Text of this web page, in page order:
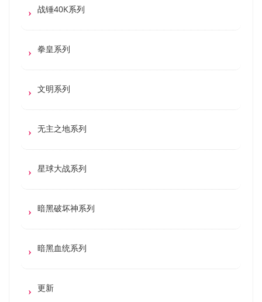
战锤40K系列
拳皇系列
文明系列
无主之地系列
星球大战系列
暗黑破坏神系列
暗黑血统系列
更新